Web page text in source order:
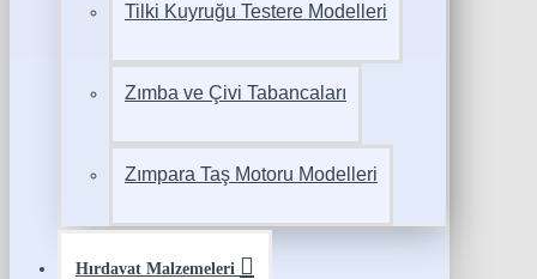
Tilki Kuyruğu Testere Modelleri
Zımba ve Çivi Tabancaları
Zımpara Taş Motoru Modelleri
Hırdavat Malzemeleri